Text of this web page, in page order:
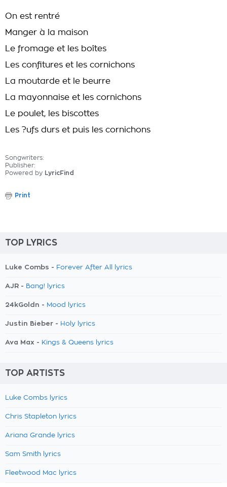
On est rentré
Manger à la maison
Le fromage et les boîtes
Les confitures et les cornichons
La moutarde et le beurre
La mayonnaise et les cornichons
Le poulet, les biscottes
Les ?ufs durs et puis les cornichons
Songwriters:
Publisher:
Powered by LyricFind
Print
TOP LYRICS
Luke Combs - Forever After All lyrics
AJR - Bang! lyrics
24kGoldn - Mood lyrics
Justin Bieber - Holy lyrics
Ava Max - Kings & Queens lyrics
TOP ARTISTS
Luke Combs lyrics
Chris Stapleton lyrics
Ariana Grande lyrics
Sam Smith lyrics
Fleetwood Mac lyrics